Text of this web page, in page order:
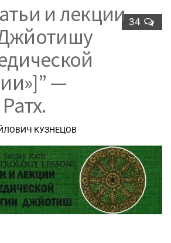
34
и лекции
—
КУЗНЕЦОВ